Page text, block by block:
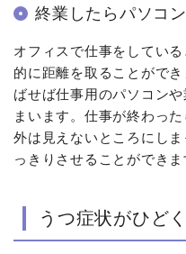
終業したらパソコ
オフィスで仕事をしてい
的に距離を取ることがで
ばせば仕事用のパソコン
まいます。仕事が終わっ
外は見えないところにし
っきりさせることができま
うつ症状がひど